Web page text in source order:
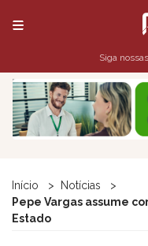
Siga
Início
Notícias
Pepe Vargas assume
Estado